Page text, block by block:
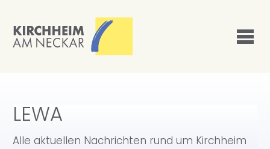
LEWA
Alle aktuellen Nachrichten rund um Kirchheim